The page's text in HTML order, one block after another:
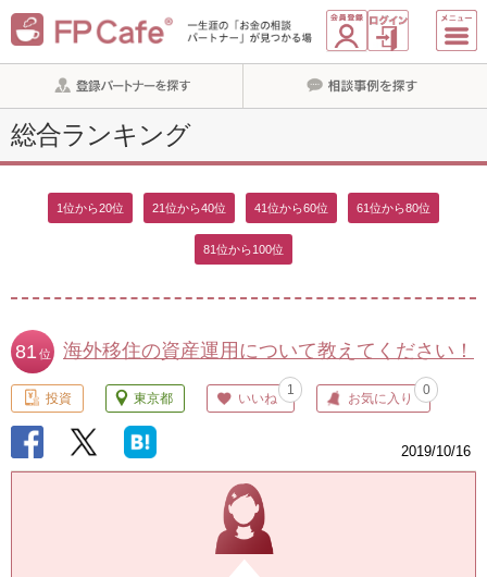
総合ランキング
1位から20位 21位から40位 41位から60位 61位から80位
81位から100位
海外移住の資産運用について教えてください！
81 位
投資 東京都 いいね
1
お気に入り
0
2019/10/16